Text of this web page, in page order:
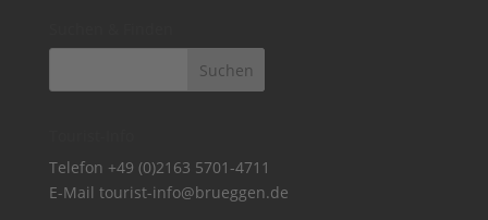
Telefon +49 (0)2163 5701-4711
E-Mail tourist-info@brueggen.de